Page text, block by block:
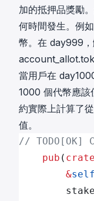
加的抵押品獎勵
何時間發生。例
幣。在 day999
當用戶在
1000 個代幣應該
約實際上計算了
值。
//
    pub
( crate
        &
self